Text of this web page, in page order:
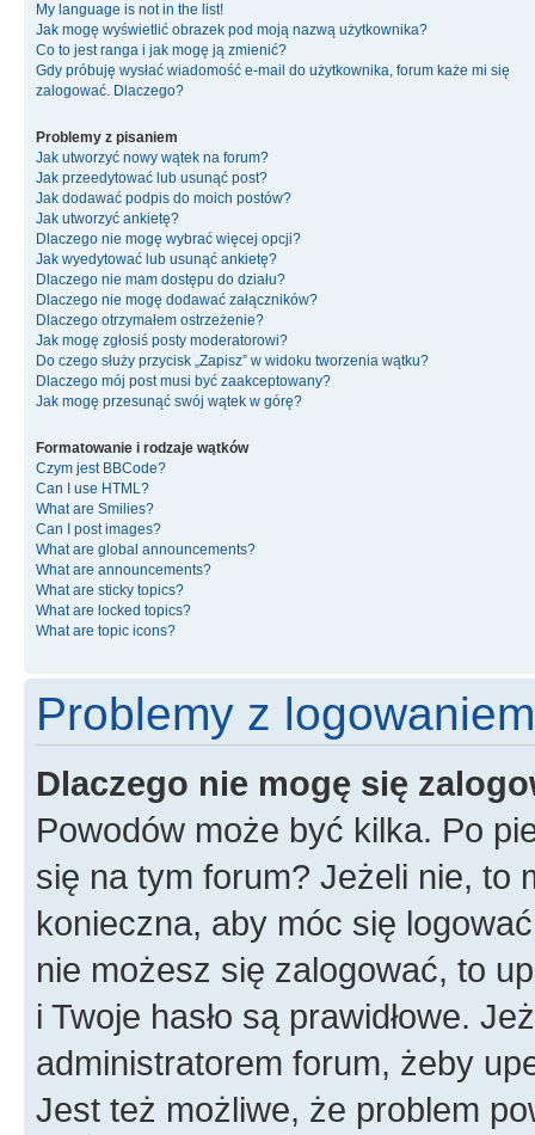
My language is not in the list!
Jak mogę wyświetlić obrazek pod moją nazwą użytkownika?
Co to jest ranga i jak mogę ją zmienić?
Gdy próbuję wysłać wiadomość e-mail do użytkownika, forum każe mi się
zalogować. Dlaczego?
Problemy z pisaniem
Jak utworzyć nowy wątek na forum?
Jak przeedytować lub usunąć post?
Jak dodawać podpis do moich postów?
Jak utworzyć ankietę?
Dlaczego nie mogę wybrać więcej opcji?
Jak wyedytować lub usunąć ankietę?
Dlaczego nie mam dostępu do działu?
Dlaczego nie mogę dodawać załączników?
Dlaczego otrzymałem ostrzeżenie?
Jak mogę zgłosiś posty moderatorowi?
Do czego służy przycisk „Zapisz” w widoku tworzenia wątku?
Dlaczego mój post musi być zaakceptowany?
Jak mogę przesunąć swój wątek w górę?
Formatowanie i rodzaje wątków
Czym jest BBCode?
Can I use HTML?
What are Smilies?
Can I post images?
What are global announcements?
What are announcements?
What are sticky topics?
What are locked topics?
What are topic icons?
Problemy z
Dlaczego nie mogę się
Powodów może być kilka. Po
się na tym forum? Jeżeli nie, to
konieczna, aby móc się
nie możesz się zalogować, to
i Twoje hasło są prawidłowe.
administratorem forum, żeby
Jest też możliwe, że problem